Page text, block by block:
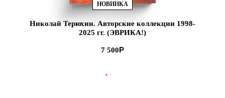
НОВИНКА
Николай Терюхин. Авторские коллекции 1998-
2025 гг. (ЭВРИКА!)
7 500
В КОРЗИНУ